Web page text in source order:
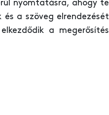
nyomtatásra, ahogy te
a szöveg elrendezését
a megerősítés